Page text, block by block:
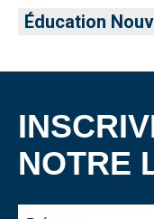
Éducation
NOTRE